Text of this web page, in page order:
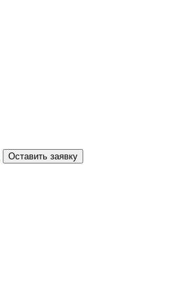
Оставить заявку